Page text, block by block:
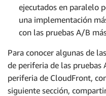
ejecutados en paralelo
una implementación
con las pruebas A/B
Para conocer algunas de
de periferia de las
periferia de CloudFront,
siguiente sección,